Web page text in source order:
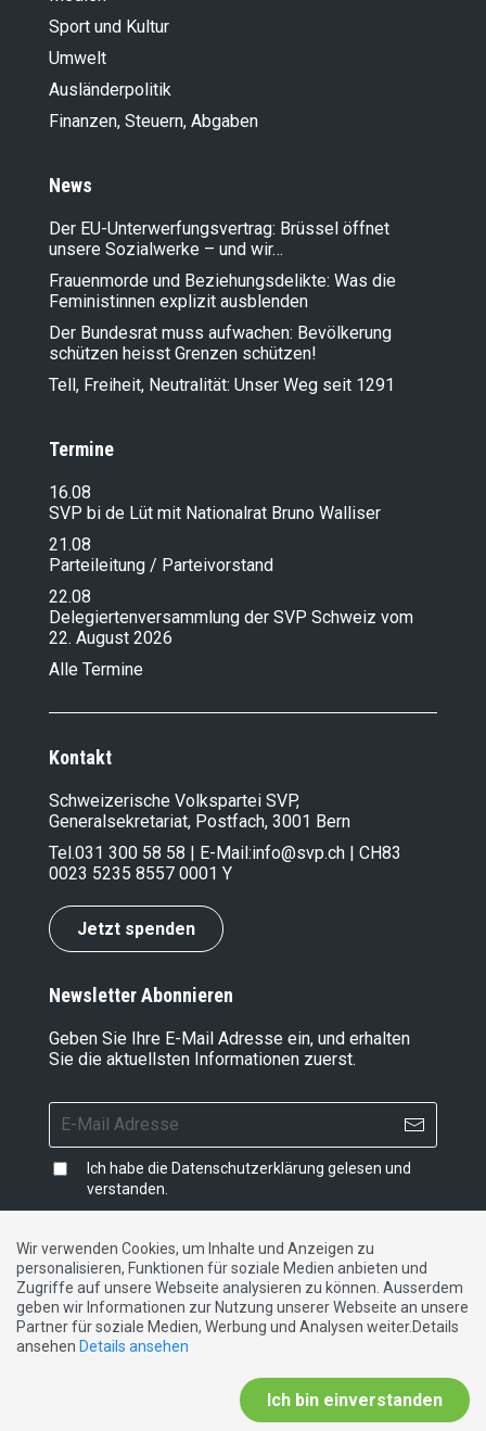
Sport und Kultur
Umwelt
Ausländer­politik
Finanzen, Steuern, Abgaben
News
Der EU-Unterwerfungsvertrag: Brüssel öffnet
unsere Sozialwerke – und wir…
Frauenmorde und Beziehungsdelikte: Was die
Feministinnen explizit ausblenden
Der Bundesrat muss aufwachen: Bevölkerung
schützen heisst Grenzen schützen!
Tell, Freiheit, Neutralität: Unser Weg seit 1291
Termine
16.08
SVP bi de Lüt mit Nationalrat Bruno Walliser
21.08
Parteileitung / Parteivorstand
22.08
Delegiertenversammlung der SVP Schweiz vom
22. August 2026
Alle Termine
Kontakt
Schweizerische Volkspartei SVP,
Generalsekretariat, Postfach, 3001 Bern
Tel.031 300 58 58 | E-Mail:info@svp.ch | CH83
0023 5235 8557 0001 Y
Jetzt spenden
Newsletter Abonnieren
Geben Sie Ihre E-Mail Adresse ein, und erhalten
Sie die aktuellsten Informationen zuerst.
Ich habe die Datenschutzerklärung gelesen und
verstanden.
Impressum |Datenschutzerklärung|Kontakt
DE FR IT
Wir verwenden Cookies, um Inhalte und Anzeigen zu
personalisieren, Funktionen für soziale Medien anbieten und
Zugriffe auf unsere Webseite analysieren zu können. Ausserdem
geben wir Informationen zur Nutzung unserer Webseite an unsere
Partner für soziale Medien, Werbung und Analysen weiter.Details
ansehen Details ansehen
Ich bin einverstanden